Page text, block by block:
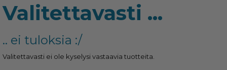
Valitettavasti ...
.. ei tuloksia :/
Valitettavasti ei ole kyselysi vastaavia tuotteita.